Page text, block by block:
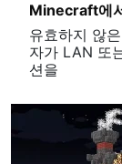
Minecraft에
유효하지 않
자가 LAN 또
션을